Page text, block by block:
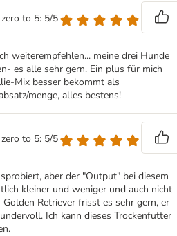
to 5: 5/5
weiterempfehlen... meine drei Hunde
es alle sehr gern. Ein plus für mich
Mix besser bekommt als
menge, alles bestens!
to 5: 5/5
aber der "Output" bei diesem
kleiner und weniger und auch nicht
Retriever frisst es sehr gern, er
Ich kann dieses Trockenfutter